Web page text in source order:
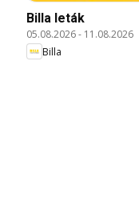
Billa leták
05.08.2026- 11.08.2026
Billa